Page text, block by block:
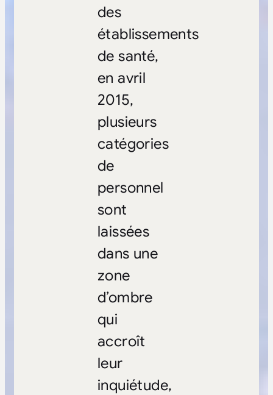
des
établissements
de santé,
en avril
2015,
plusieurs
catégories
de
personnel
sont
laissées
dans une
zone
d’ombre
qui
accroît
leur
inquiétude,